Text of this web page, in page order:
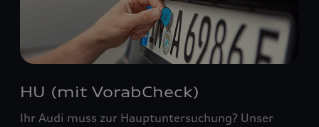
HU (mit VorabCheck)
Ihr Audi muss zur Hauptuntersuchung? Unser